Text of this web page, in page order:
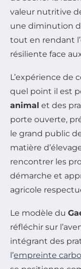
valeur nutritive
une diminution
tout en rendant
résiliente face
L’expérience de
quel point il est
animal et des
porte ouverte,
le grand public
matière
rencontrer les
démarche et
agricole
Le modèle du
réfléchir sur
intégrant des
l’empreinte